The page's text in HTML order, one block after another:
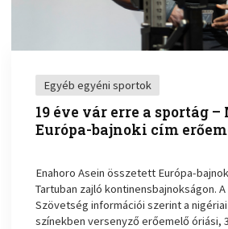
Egyéb egyéni sportok
19 éve vár erre a sportág
Európa-bajnoki cím
Enahoro Asein összetett Európa-
Tartuban zajló kontinensbajnokságon.
Szövetség információi szerint a
színekben versenyző erőemelő óriási,